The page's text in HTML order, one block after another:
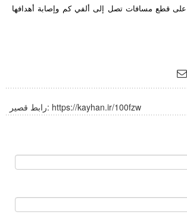
على قطع مسافات تصل إلى ألفي كم وإصابة أهدافها
رابط قصير: https://kayhan.ir/100fzw